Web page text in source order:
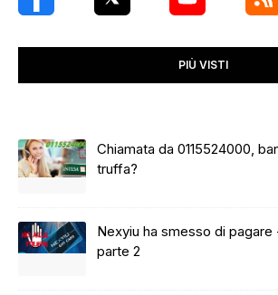
PIÙ VISTI
Chiamata da 0115524000,
truffa?
Nexyiu ha smesso di
parte 2